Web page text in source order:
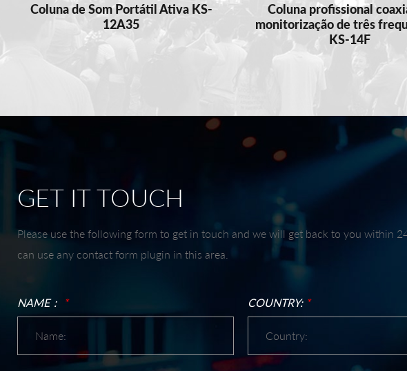
Coluna de Som Portátil Ativa KS-
12A35
Coluna profissional
monitorização de três
KS-14F
GET IT TOUCH
Please use the following form to get in touch and we will get back to you within
can use any contact form plugin in this area.
NAME： * COUNTRY: *